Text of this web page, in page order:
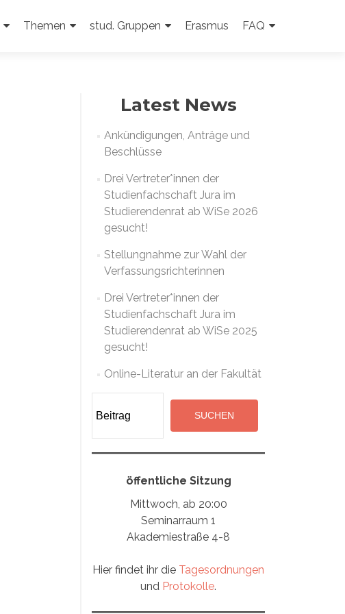
Themen stud. Gruppen Erasmus FAQ
Latest News
Ankündigungen, Anträge und
Beschlüsse
Drei Vertreter*innen der
Studienfachschaft Jura im
Studierendenrat ab WiSe 2026
gesucht!
Stellungnahme zur Wahl der
Verfassungsrichterinnen
Drei Vertreter*innen der
Studienfachschaft Jura im
Studierendenrat ab WiSe 2025
gesucht!
Online-Literatur an der Fakultät
Suchen
SUCHEN
öffentliche Sitzung
Mittwoch, ab 20:00
Seminarraum 1
Akademiestraße 4-8
Hier findet ihr die Tagesordnungen
und Protokolle.